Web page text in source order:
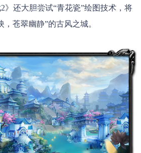
》还大胆尝试“青花瓷”绘图技术，将
苍翠幽静”的古风之城。